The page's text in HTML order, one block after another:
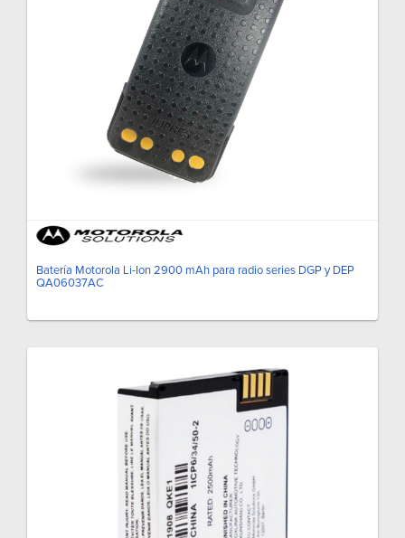
Batería Motorola Li-Ion 2900 mAh para radio series DGP y DEP
QA06037AC